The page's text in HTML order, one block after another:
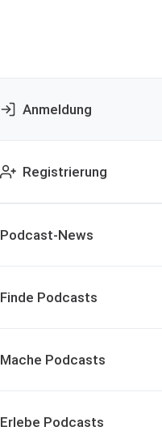
Anmeldung
Registrierung
Podcast-News
Finde Podcasts
Mache Podcasts
Erlebe Podcasts